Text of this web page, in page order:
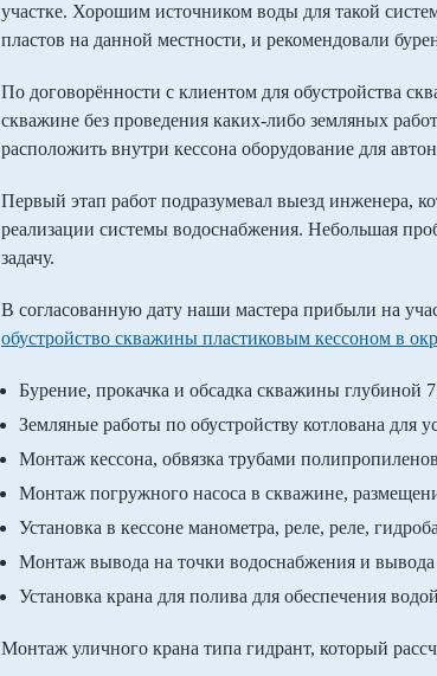
участке. Хорошим источником воды для такой
пластов на данной местности, и рекомендовали
По договорённости с клиентом для обустройства
скважине без проведения каких-либо земляных
расположить внутри кессона оборудование для
Первый этап работ подразумевал выезд инженера,
реализации системы водоснабжения. Небольшая
задачу.
В согласованную дату наши мастера прибыли на
обустройство скважины пластиковым кессоном в
Бурение, прокачка и обсадка скважины глубиной
Земляные работы по обустройству котлована для
Монтаж кессона, обвязка трубами
Монтаж погружного насоса в скважине,
Установка в кессоне манометра, реле, реле,
Монтаж вывода на точки водоснабжения и вывода
Установка крана для полива для обеспечения
Монтаж уличного крана типа гидрант, который